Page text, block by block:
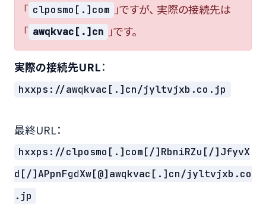
「 clposmo[.]com 」ですが、 実際の接続先は
「 awqkvac[.]cn 」です。
実際の接続先URL：
hxxps://awqkvac[.]cn/jyltvjxb.co.jp
最終URL：
hxxps://clposmo[.]com[/]RbniRZu[/]JfyvX
d[/]APpnFgdXw[@]awqkvac[.]cn/jyltvjxb.co
.jp